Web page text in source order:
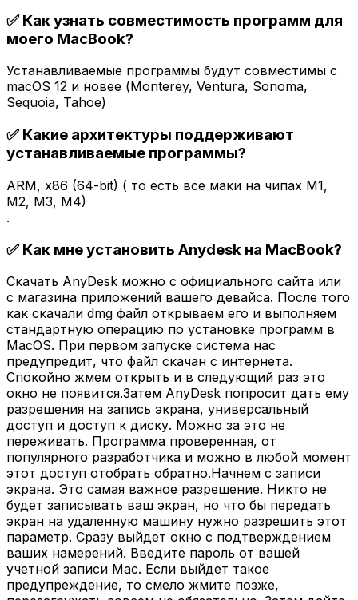
✅ Как узнать совместимость программ для
моего MacBook?
Устанавливаемые программы будут совместимы с
macOS 12 и новее (Monterey, Ventura, Sonoma,
Sequoia, Tahoe)
✅ Какие архитектуры поддерживают
устанавливаемые программы?
ARM, x86 (64-bit) ( то есть все маки на чипах M1,
M2, M3, M4)
.
✅ Как мне установить Anydesk на MacBook?
Скачать AnyDesk можно с официального сайта или
с магазина приложений вашего девайса. После того
как скачали dmg файл открываем его и выполняем
стандартную операцию по установке программ в
MacOS. При первом запуске система нас
предупредит, что файл скачан с интернета.
Спокойно жмем открыть и в следующий раз это
окно не появится.Затем AnyDesk попросит дать ему
разрешения на запись экрана, универсальный
доступ и доступ к диску. Можно за это не
переживать. Программа проверенная, от
популярного разработчика и можно в любой момент
этот доступ отобрать обратно.Начнем с записи
экрана. Это самая важное разрешение. Никто не
будет записывать ваш экран, но что бы передать
экран на удаленную машину нужно разрешить этот
параметр. Сразу выйдет окно с подтверждением
ваших намерений. Введите пароль от вашей
учетной записи Mac. Если выйдет такое
предупреждение, то смело жмите позже,